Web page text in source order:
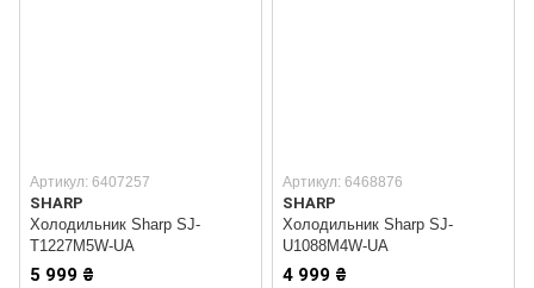
Артикул: 6407257
SHARP
Холодильник Sharp SJ-
T1227M5W-UA
5 999 ₴
Артикул: 6468876
SHARP
Холодильник Sharp SJ-
U1088M4W-UA
4 999 ₴